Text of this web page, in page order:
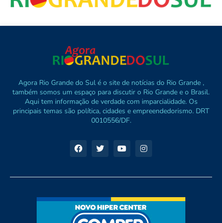
Agora Rio Grande do Sul é o site de notícias do Rio Grande ,
também somos um espaço para discutir o Rio Grande e o Brasil.
Aqui tem informação de verdade com imparcialidade. Os
principais temas são política, cidades e empreendedorismo. DRT
0010556/DF.